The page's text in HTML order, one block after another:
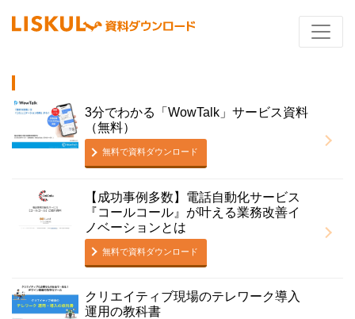
3分でわかる「WowTalk」サービス資料
（無料）
無料で資料ダウンロード
【成功事例多数】電話自動化サービス
『コールコール』が叶える業務改善イ
ノベーションとは
無料で資料ダウンロード
クリエイティブ現場のテレワーク導入
運用の教科書